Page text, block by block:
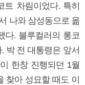
트 차림이었다. 특히
나와 삼성동으로 옮
다. 블루컬러의 롱코
박 전 대통령은 앞서
한창 진행되던 1월
찾아 성묘할 때도 이